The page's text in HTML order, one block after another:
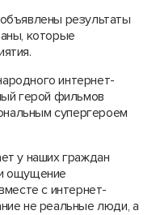
результаты
которые
интернет-
герой фильмов
супергероем
у наших граждан
ощущение
с интернет-
не реальные люди, а